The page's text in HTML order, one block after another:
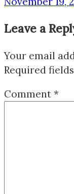
Leave a
Your email
Required
Comment *